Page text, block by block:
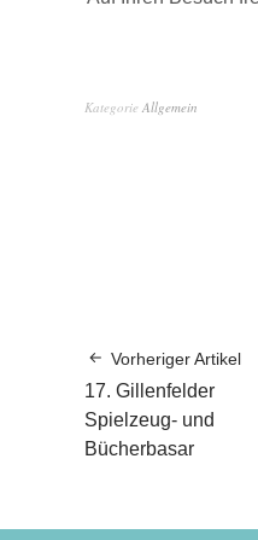
Kategorie Allgemein
Vorheriger Artikel
17. Gillenfelder
Spielzeug- und
Bücherbasar